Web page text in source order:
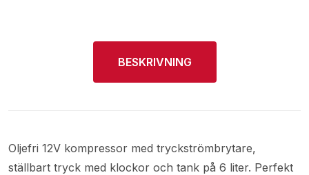
BESKRIVNING
Oljefri 12V kompressor med tryckströmbrytare,
ställbart tryck med klockor och tank på 6 liter. Perfekt